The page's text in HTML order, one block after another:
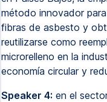
método innovador
fibras de asbesto y
reutilizarse como
microrelleno en la
economía circular y
Speaker 4: en el